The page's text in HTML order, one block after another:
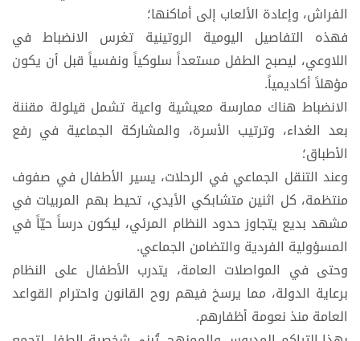
الفراش، وإعادة الألعاب إلى أماكنها؛
فهذه التفاصيل اليومية الروتينية تغرس الانضباط في
اللاوعي، ليصبح الطفل مستعداً سلوكياً ونفسياً قبل أن يكون
مؤهلاً أكاديمياً.
الانضباط هناك ممارسة معيشية واعية تشمل قيلولة مقننة
بعد الغداء، وترتيب الأسرة، والمشاركة الجماعية في رفع
الأطباق؛
وعند التنقل الجماعي في الرحلات، يسير الأطفال في صفوف
منتظمة، كل اثنين متشابكي الأيدي، تحيط بهم المربيات في
مشهد بديع يتجاوز حدود النظام المرئي، ليكون درساً حيّاً في
المسؤولية الفردية والتضامن الجماعي.
وحتى في المواصلات العامة، يتدرب الأطفال على النظام
برعاية الدولة، مما يرسخ فيهم روح القانون واحترام القواعد
العامة منذ نعومة أظفارهم.